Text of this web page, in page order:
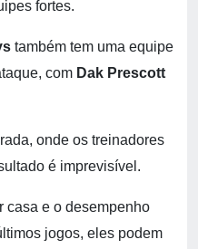
fortes.
também tem uma equipe
com Dak Prescott
onde os treinadores
é imprevisível.
casa e o desempenho
jogos, eles podem